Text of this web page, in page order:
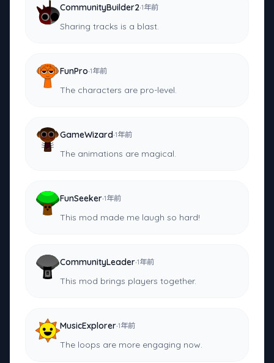
CommunityBuilder2·1年前
Sharing tracks is a blast.
FunPro·1年前
The characters are pro-level.
GameWizard·1年前
The animations are magical.
FunSeeker·1年前
This mod made me laugh so hard!
CommunityLeader·1年前
This mod brings players together.
MusicExplorer·1年前
The loops are more engaging now.